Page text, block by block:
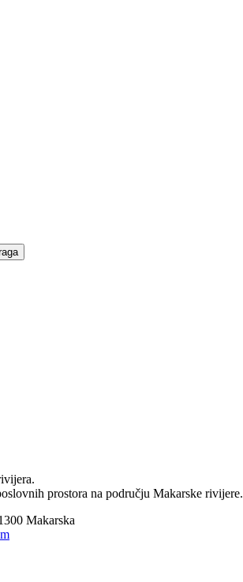
prostora na području Makarske rivijere.
Makarska